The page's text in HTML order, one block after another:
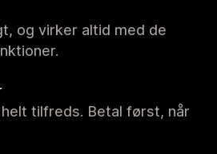
og virker altid med de
tilfreds. Betal først, når